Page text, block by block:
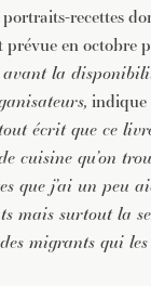
recettes
prévue en octobre
la
indique
écrit que ce
cuisine qu’on
que j’ai un peu
mais surtout la
migrants qui